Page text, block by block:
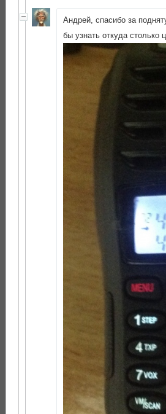
Андрей, спасибо за
бы узнать откуда